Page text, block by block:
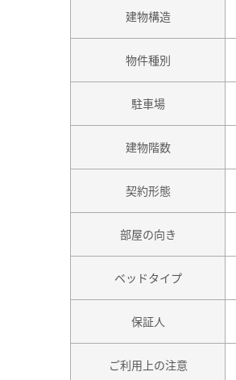
建物構造
物件種別
駐車場
建物階数
契約形態
部屋の向き
ベッドタイプ
保証人
ご利用上の注意